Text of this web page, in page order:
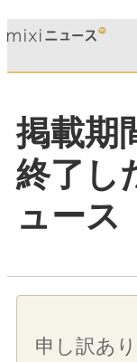
掲載期
終了し
ュース
申し訳あ